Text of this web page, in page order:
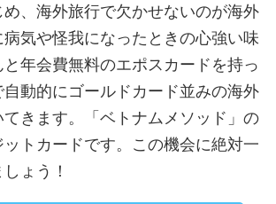
、海外旅行で欠かせないのが海外
気や怪我になったときの心強い味
年会費無料のエポスカードを持っ
動的にゴールドカード並みの海外
きます。「ベトナムメソッド」の
トカードです。この機会に絶対一
ょう！